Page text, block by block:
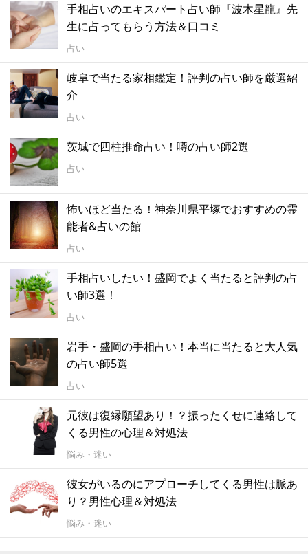
手相占いのエキスパート占い師『波木星龍』先
生に占ってもらう方法＆口コミ
占い
岐阜で当たる家相鑑定！評判の占い師を厳選紹
介
占い
茨城で四柱推命占い！噂の占い師2選
占い
怖いほど当たる！神奈川県平塚でおすすめの霊
能者&占いの館
占い
手相占いしたい！盛岡でよく当たると評判の占
い師3選！
占い
岩手・盛岡の手相占い！本当に当たると大人気
の占い師5選
占い
元彼は復縁願望あり！？振ったくせに連絡して
くる男性の心理＆対処法
悩み・迷い
彼女がいるのにアプローチしてくる男性は脈あ
り？男性心理＆対処法
悩み・迷い